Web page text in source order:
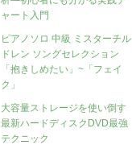
ャート入門
ピアノソロ 中級 ミスターチル
ドレン ソングセレクション
「抱きしめたい」~「フェイ
ク」
大容量ストレージを使い倒す
最新ハードディスクDVD最強
テクニック